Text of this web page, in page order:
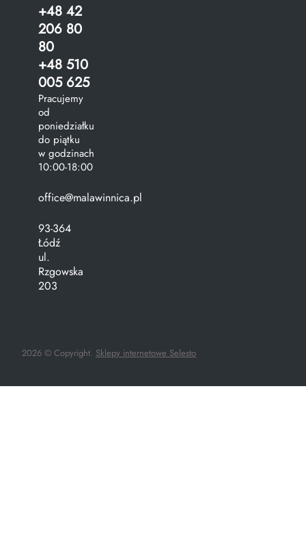
+48 42
206 80
80
+48 510
005 625
Pracujemy
od
poniedziałku
do piątku
w godzinach
10:00-18:00
office@malawinnica.pl
93-364
Łódź
ul.
Rzgowska
203
2026 © Copyright. Sklepy internetowe Selesto